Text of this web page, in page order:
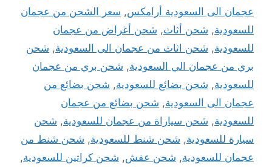
عجمان الى السعودية أرامكس, سعر الشحن من عجمان
للسعودية, شحن أثاث, شحن أغراض من عجمان
للسعودية, شحن اثاث من عجمان الى السعودية, شحن
بري من عجمان الي السعودية, شحن بري من عجمان
للسعودية, شحن بضائع للسعودية, شحن بضائع من
عجمان الى السعودية, شحن بضائع من عجمان
للسعودية, شحن سياراة من عجمان للسعودية, شحن
سيارة للسعودية, شحن شنط للسعودية, شحن شنط من
عجمان للسعودية, شحن عفش, شحن كراتين للسعودية,